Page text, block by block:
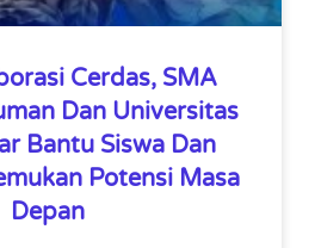
Cerdas, SMA
Dan Universitas
Bantu Siswa Dan
Potensi Masa
Depan